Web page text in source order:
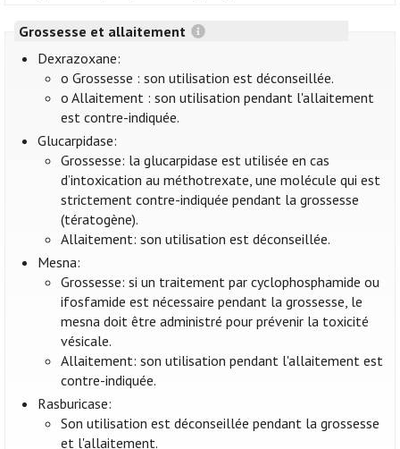
Grossesse et allaitement
Dexrazoxane:
o Grossesse : son utilisation est déconseillée.
o Allaitement : son utilisation pendant l'allaitement
est contre-indiquée.
Glucarpidase:
Grossesse: la glucarpidase est utilisée en cas
d’intoxication au méthotrexate, une molécule qui est
strictement contre-indiquée pendant la grossesse
(tératogène).
Allaitement: son utilisation est déconseillée.
Mesna:
Grossesse: si un traitement par cyclophosphamide ou
ifosfamide est nécessaire pendant la grossesse, le
mesna doit être administré pour prévenir la toxicité
vésicale.
Allaitement: son utilisation pendant l'allaitement est
contre-indiquée.
Rasburicase:
Son utilisation est déconseillée pendant la grossesse
et l'allaitement.